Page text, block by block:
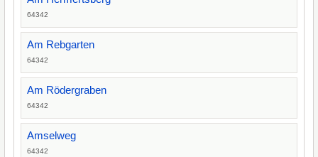
64342
Am Rebgarten
64342
Am Rödergraben
64342
Amselweg
64342